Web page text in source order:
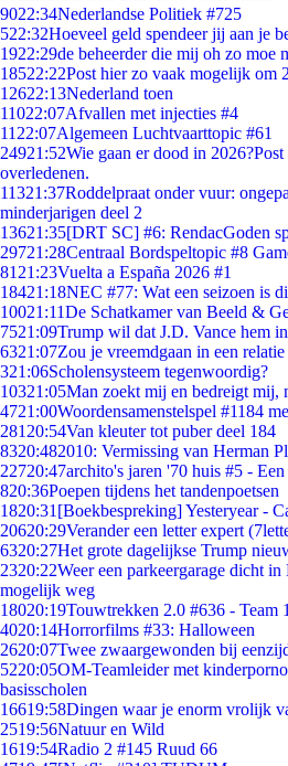
9022:34Nederlandse Politiek #725
522:32Hoeveel geld spendeer jij aan je
1922:29de beheerder die mij oh zo moe
18522:22Post hier zo vaak mogelijk om
12622:13Nederland toen
11022:07Afvallen met injecties #4
11 22:07Algemeen Luchtvaarttopic #61
24921:52Wie gaan er dood in
overledenen.
11321:37Roddelpraat onder vuur:
minderjarigen deel 2
13621:35[DRT SC] #6: RendacGoden
29721:28Centraal Bordspeltopic #8
81 21:23Vuelta a España 2026 #1
18421:18NEC #77: Wat een seizoen is
10021:11De Schatkamer van Beeld &
7521:09Trump wil dat J.D. Vance hem
6321:07Zou je vreemdgaan in een
321:06Scholensysteem tegenwoordig?
10321:05Man zoekt mij en bedreigt mij,
4721:00Woordensamenstelspel #1184
281 20:54Van kleuter tot puber deel 184
8320:482010: Vermissing van Herman
22720:47archito's jaren '70 huis #5 -
820:36Poepen tijdens het tandenpoetsen
1820:31 [Boekbespreking] Yesteryear -
20620:29Verander een letter expert
6320:27Het grote dagelijkse Trump
2320:22Weer een parkeergarage dicht
mogelijk weg
18020:19Touwtrekken 2.0 #636 - Team
4020:14Horrorfilms #33: Halloween
2620:07Twee zwaargewonden bij
5220:05OM-Teamleider met
basisscholen
16619:58Dingen waar je enorm vrolijk
2519:56Natuur en Wild
1619:54Radio 2 #145 Ruud 66